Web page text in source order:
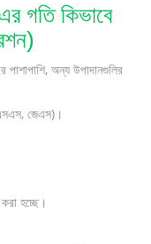
গতি কিভাবে
অন্য উপাদানগুলির
জেএস)।
হচ্ছে।